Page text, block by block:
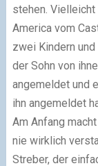
stehen. Vielleicht
America vom
zwei Kindern
der Sohn von
angemeldet und
ihn angemeldet
Am Anfang
nie wirklich
Streber, der